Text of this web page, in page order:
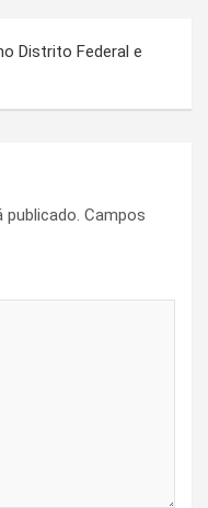
Distrito Federal e
publicado. Campos